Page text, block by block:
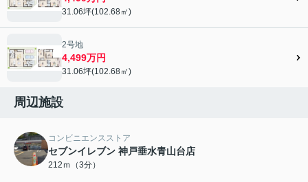
31.06坪(102.68㎡)
2号地
4,499万円
31.06坪(102.68㎡)
周辺施設
コンビニエンスストア
セブンイレブン 神戸垂水青山台店
212ｍ（3分）